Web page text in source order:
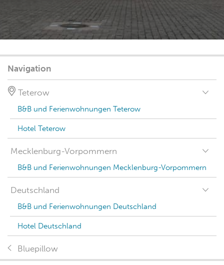
Navigation
Teterow
B&B und Ferienwohnungen Teterow
Hotel Teterow
Mecklenburg-Vorpommern
B&B und Ferienwohnungen Mecklenburg-Vorpommern
Deutschland
B&B und Ferienwohnungen Deutschland
Hotel Deutschland
Bluepillow